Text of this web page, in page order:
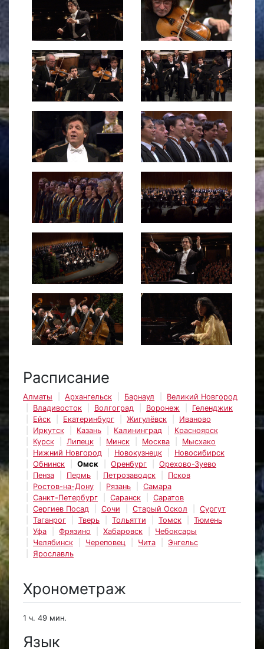
Расписание
Алматы Архангельск Барнаул
Великий Новгород
Владивосток
Волгоград Воронеж
Геленджик
Ейск
Екатеринбург Жигулёвск
Иваново
Иркутск
Казань Калининград
Красноярск
Курск
Липецк Минск Москва
Мысхако
Нижний Новгород
Новокузнецк
Новосибирск
Обнинск
Омск Оренбург
Орехово-Зуево
Пенза
Пермь Петрозаводск
Псков
Ростов-на-Дону
Рязань
Самара
Санкт-Петербург
Саранск
Саратов
Сергиев Посад
Сочи Старый Оскол
Сургут
Таганрог
Тверь Тольятти Томск
Тюмень
Уфа
Фрязино Хабаровск
Чебоксары
Челябинск
Череповец Чита
Энгельс
Ярославль
Хронометраж
1 ч. 49 мин.
Язык